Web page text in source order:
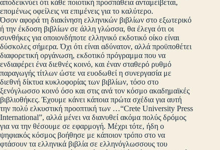
αποδεικνύει ότι κάθε ποιοτική προσπάθεια ανταμείβεται,
επομένως οφείλεις να επιμένεις για το καλύτερο.
Όσον αφορά τη διακίνηση ελληνικών βιβλίων στο εξωτερικό
ή την έκδοση βιβλίων σε άλλη γλώσσα, θα έλεγα ότι οι
συνθήκες για οποιονδήποτε ελληνικό εκδοτικό οίκο είναι
δύσκολες σήμερα. Όχι ότι είναι αδύνατον, αλλά προϋποθέτει
διαφορετική οργάνωση, εκδοτικό πρόγραμμα που να
ενδιαφέρει ένα διεθνές κοινό, και έναν σταθερό ρυθμό
παραγωγής τίτλων ώστε να ευοδωθεί η συνεργασία με
διεθνή δίκτυα κυκλοφορίας των βιβλίων, τόσο στο
ξενόγλωσσο κοινό όσο και στις ανά τον κόσμο ακαδημαϊκές
βιβλιοθήκες. Έχουμε κάνει κάποια πρώτα σχέδια για αυτή
την πολύ ελκυστική προοπτική των …“Crete University Press
International”, αλλά μένει να διανυθεί ακόμα πολύς δρόμος
για να την θέσουμε σε εφαρμογή. Μέχρι τότε, ήδη ο
ψηφιακός κόσμος βοήθησε με κάποιον τρόπο στο να
φτάσουν τα ελληνικά βιβλία σε ελληνόγλωσσους του